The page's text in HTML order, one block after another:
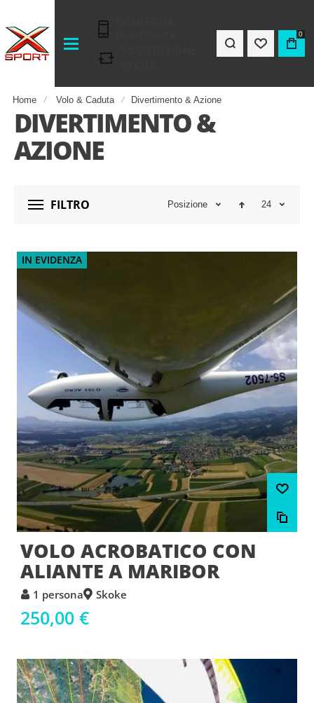
0
Home Volo & Caduta Divertimento & Azione
DIVERTIMENTO &
AZIONE
FILTRO Posizione 24
IN EVIDENZA
VOLO ACROBATICO CON
ALIANTE A MARIBOR
1 persona Skoke
250,00 €